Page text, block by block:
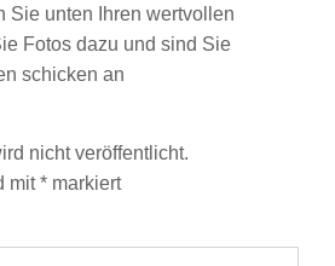
Sie unten Ihren wertvollen
Fotos dazu und sind Sie
schicken an
nicht veröffentlicht.
mit* markiert